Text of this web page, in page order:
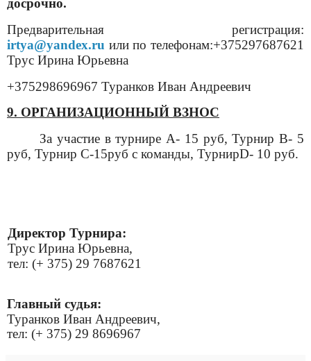
досрочно.
Предварительная регистрация:
irtya@yandex.ru или по телефонам:+375297687621
Трус Ирина Юрьевна
+375298696967 Туранков Иван Андреевич
9. ОРГАНИЗАЦИОННЫЙ ВЗНОС
За участие втурнире А- 15 руб, Турнир В- 5
руб, Турнир С-15руб с команды, ТурнирD- 10 руб.
ДиректорТурнира:
Трус Ирина Юрьевна,
тел: (+ 375) 29 7687621
Главный судья:
Туранков Иван Андреевич,
тел: (+ 375) 29 8696967